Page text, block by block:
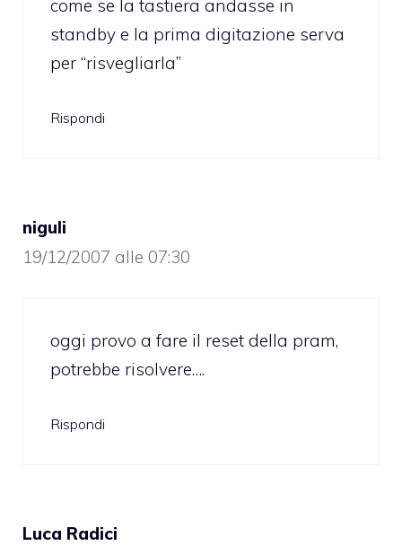
come se la tastiera andasse in
standby e la prima digitazione serva
per “risvegliarla”
Rispondi
niguli
19/12/2007 alle 07:30
oggi provo a fare il reset della pram,
potrebbe risolvere….
Rispondi
Luca Radici